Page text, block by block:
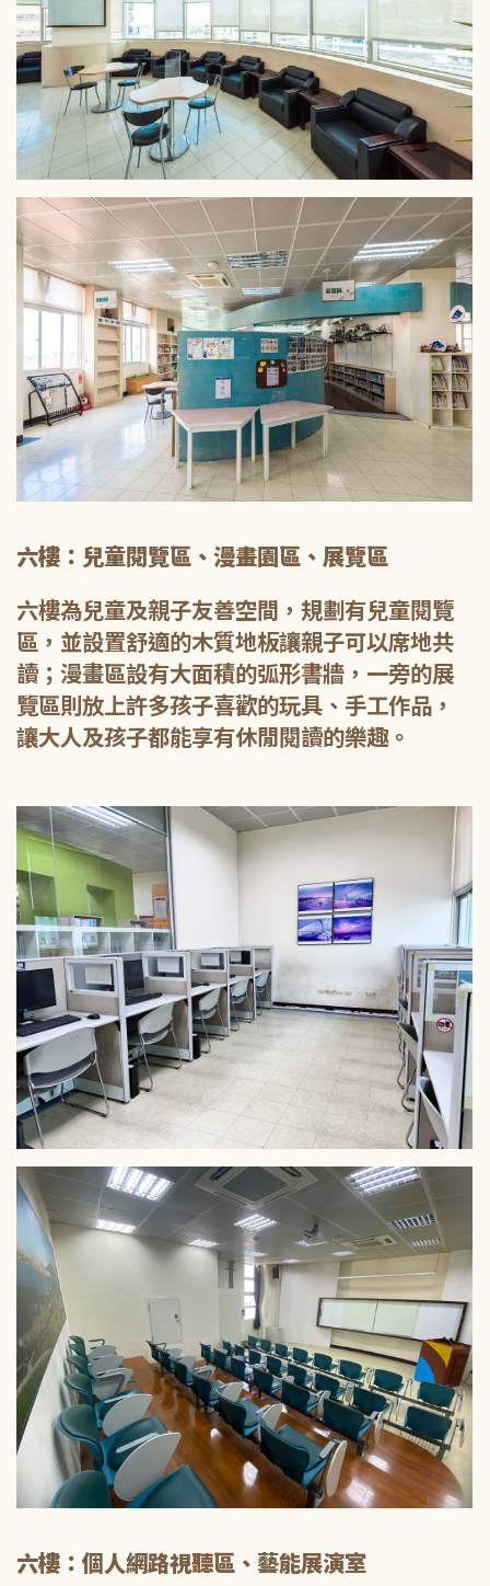
六樓：兒童閱覽區、漫畫園區、展覽區
六樓為兒童及親子友善空間，規劃有兒童閱覽
區，並設置舒適的木質地板讓親子可以席地共
讀；漫畫區設有大面積的弧形書牆，一旁的展
覽區則放上許多孩子喜歡的玩具、手工作品，
讓大人及孩子都能享有休閒閱讀的樂趣。
六樓：個人網路視聽區、藝能展演室